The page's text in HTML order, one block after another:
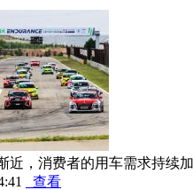
近，消费者的用车需求持续
查看